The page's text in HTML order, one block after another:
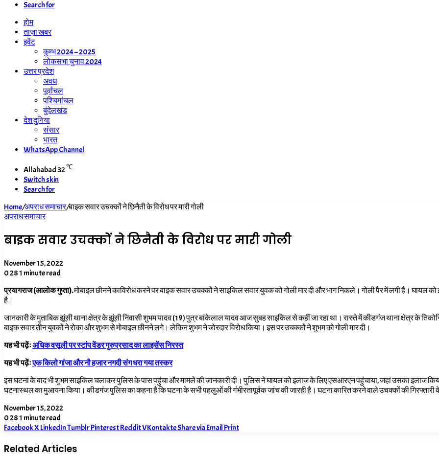
Search for
होम
ताज़ा खबर
इवेंट
कुम्भ 2024 – 2025
लोकसभा चुनाव 2024
उत्तर प्रदेश
अवध
पूर्वांचल
पश्चिमांचल
बुंदेलखंड
देश दुनिया
संसार
भारत
WhatsApp Channel
Allahabad32℃
Switch skin
Search for
Home/अपराध समाचार/बाइक सवार उचक्कों ने छिनैती के विरोध पर मारी गोली
अपराध समाचार
बाइक सवार उचक्कों ने छिनैती के विरोध पर मारी गोली
November 15, 2022
0281 minute read
प्रयागराज (आलोक गुप्ता).मोबाइल छीनने काविरोध करने पर बाइक सवार उचक्कों ने साइकिल सवार युवक को गोली मार दी और भाग निकले। गोली पैर में लगी है। घायल
है।
जानकारी के मुताबिक झूंसी थाना क्षेत्र के झूंसी निवासी शुभम यादव (19) पुत्र बांकेलाल यादव आज सुबह साइकिल से कहीं जा रहा था। रास्ते में कीडगंज थाना क्षेत्र के
बाइक सवार तीन युवकों ने रोका और शुभम से मोबाइल छीनने लगे। लेकिन शुभम ने जोरदार विरोध किया। इस पर उचक्कों ने शुभम को गोली मार दी।
यह भी पढ़ेंःअधिक वसूली पर स्टांप वेंडर गुरुप्रसाद का लाइसेंस निरस्त
यह भी पढ़ेंःएक किलो गांजा और नौ हजार नगदी संग धरा गया तस्कर
इस घटना के बाद भी शुभम साइकिल चलाकर पुलिस के पास पहुंचा और मामले की जानकारी दी। पुलिस ने घायल को इलाज के लिए एसआरएन पहुंचाया, जहां उसका इलाज किया
घटनास्थल का मुआयना किया। कीडगंज पुलिस का कहना है कि घटना के सभी पहलुओं की गंभीरतापूर्वक जांच की जारही है। घटना कारित करने वाले उचक्कों की गिरफ्तारी
November 15, 2022
0281 minute read
FacebookXLinkedInTumblrPinterestRedditVKontakteShare via Email Print
Related Articles